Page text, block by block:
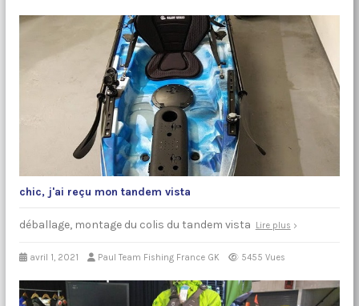
chic, j'ai reçu mon tandem vista
déballage, montage du colis du tandem vista Lire plus
avril 1, 2021 Paul Team Fishing France GK 5455 Vues